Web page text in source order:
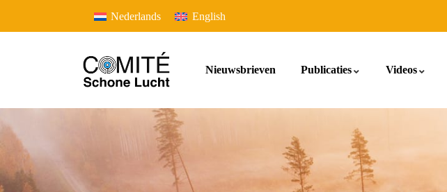
Nederlands English
Nieuwsbrieven Publicaties Videos